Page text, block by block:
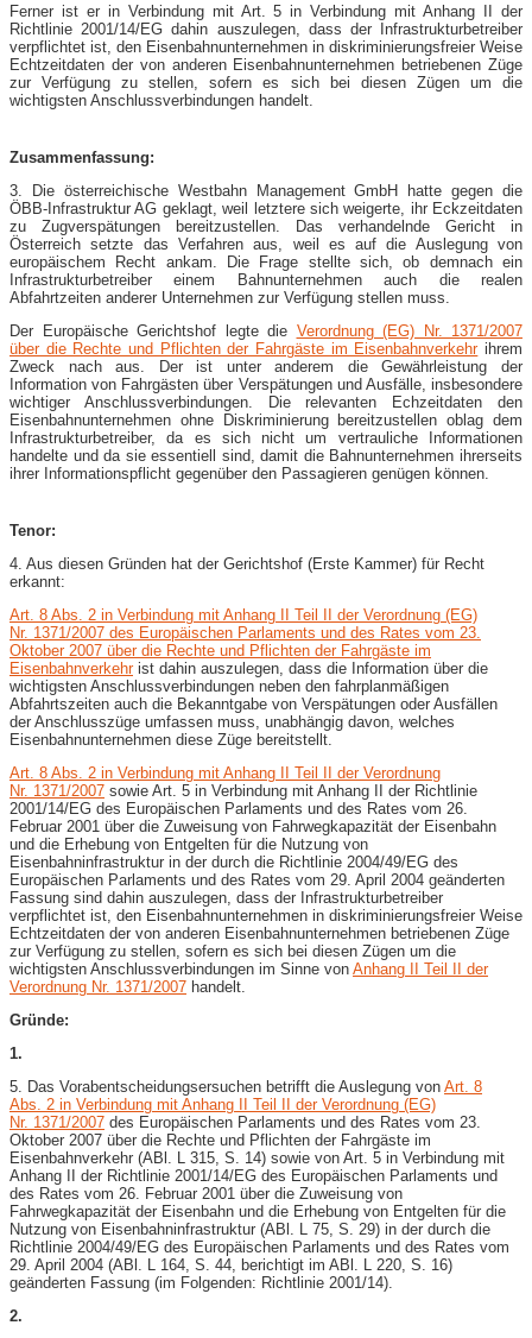
Ferner ist er in Verbindung mit Art. 5 in Verbindung mit Anhang II der
Richtlinie 2001/14/EG dahin auszulegen, dass der Infrastrukturbetreiber
verpflichtet ist, den Eisenbahnunternehmen in diskriminierungsfreier Weise
Echtzeitdaten der von anderen Eisenbahnunternehmen betriebenen Züge
zur Verfügung zu stellen, sofern es sich bei diesen Zügen um die
wichtigsten Anschlussverbindungen handelt.
Zusammenfassung:
3. Die österreichische Westbahn Management GmbH hatte gegen die
ÖBB-Infrastruktur AG geklagt, weil letztere sich weigerte, ihr Eckzeitdaten
zu Zugverspätungen bereitzustellen. Das verhandelnde Gericht in
Österreich setzte das Verfahren aus, weil es auf die Auslegung von
europäischem Recht ankam. Die Frage stellte sich, ob demnach ein
Infrastrukturbetreiber einem Bahnunternehmen auch die realen
Abfahrtzeiten anderer Unternehmen zur Verfügung stellen muss.
Der Europäische Gerichtshof legte die Verordnung (EG) Nr. 1371/2007
über die Rechte und Pflichten der Fahrgäste im Eisenbahnverkehrihrem
Zweck nach aus. Der ist unter anderem die Gewährleistung der
Information von Fahrgästen über Verspätungen und Ausfälle, insbesondere
wichtiger Anschlussverbindungen. Die relevanten Echzeitdaten den
Eisenbahnunternehmen ohne Diskriminierung bereitzustellen oblag dem
Infrastrukturbetreiber, da es sich nicht um vertrauliche Informationen
handelte und da sie essentiell sind, damit die Bahnunternehmen ihrerseits
ihrer Informationspflicht gegenüber den Passagieren genügen können.
Tenor:
4. Aus diesen Gründen hat der Gerichtshof (Erste Kammer) für Recht
erkannt:
Art. 8 Abs. 2 in Verbindung mit Anhang II Teil II der Verordnung (EG)
Nr. 1371/2007 des Europäischen Parlaments und des Rates vom 23.
Oktober 2007 über die Rechte und Pflichten der Fahrgäste im
Eisenbahnverkehrist dahin auszulegen, dass die Information über die
wichtigsten Anschlussverbindungen neben den fahrplanmäßigen
Abfahrtszeiten auch die Bekanntgabe von Verspätungen oder Ausfällen
der Anschlusszüge umfassen muss, unabhängig davon, welches
Eisenbahnunternehmen diese Züge bereitstellt.
Art. 8 Abs. 2 in Verbindung mit Anhang II Teil II der Verordnung
Nr. 1371/2007 sowie Art. 5 in Verbindung mit Anhang II der Richtlinie
2001/14/EG des Europäischen Parlaments und des Rates vom 26.
Februar 2001 über die Zuweisung von Fahrwegkapazität der Eisenbahn
und die Erhebung von Entgelten für die Nutzung von
Eisenbahninfrastruktur in der durch die Richtlinie 2004/49/EG des
Europäischen Parlaments und des Rates vom 29. April 2004 geänderten
Fassung sind dahin auszulegen, dass der Infrastrukturbetreiber
verpflichtet ist, den Eisenbahnunternehmen in diskriminierungsfreier Weise
Echtzeitdaten der von anderen Eisenbahnunternehmen betriebenen Züge
zur Verfügung zu stellen, sofern es sich bei diesen Zügen um die
wichtigsten Anschlussverbindungen im Sinne von Anhang II Teil II der
Verordnung Nr. 1371/2007 handelt.
Gründe:
1.
5. Das Vorabentscheidungsersuchen betrifft die Auslegung von Art. 8
Abs. 2 in Verbindung mit Anhang II Teil II der Verordnung (EG)
Nr. 1371/2007 des Europäischen Parlaments und des Rates vom 23.
Oktober 2007 über die Rechte und Pflichten der Fahrgäste im
Eisenbahnverkehr (ABl. L 315, S. 14) sowie von Art. 5 in Verbindung mit
Anhang II der Richtlinie 2001/14/EG des Europäischen Parlaments und
des Rates vom 26. Februar 2001 über die Zuweisung von
Fahrwegkapazität der Eisenbahn und die Erhebung von Entgelten für die
Nutzung von Eisenbahninfrastruktur (ABl. L 75, S. 29) in der durch die
Richtlinie 2004/49/EG des Europäischen Parlaments und des Rates vom
29. April 2004 (ABl. L 164, S. 44, berichtigt im ABl. L 220, S. 16)
geänderten Fassung (im Folgenden: Richtlinie 2001/14).
2.